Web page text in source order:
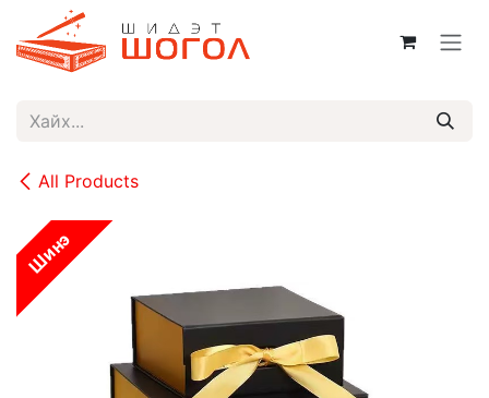
Skip to Content
All Products
Шинэ